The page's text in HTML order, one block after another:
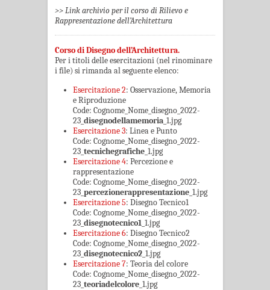
>> Link archivio per il corso di Rilievo e
Rappresentazione dell’Architettura
Corso di Disegno dell’Architettura.
Per i titoli delle esercitazioni (nel rinominare
i file) si rimanda al seguente elenco:
Esercitazione 2: Osservazione, Memoria
e Riproduzione
Code: Cognome_Nome_disegno_2022-
23_ disegnodellamemoria _1.jpg
Esercitazione 3: Linea e Punto
Code: Cognome_Nome_disegno_2022-
23_ tecnichegrafiche _1.jpg
Esercitazione 4: Percezione e
rappresentazione
Code: Cognome_Nome_disegno_2022-
23_ percezionerappresentazione _1.jpg
Esercitazione 5: Disegno Tecnico1
Code: Cognome_Nome_disegno_2022-
23_ disegnotecnico1 _1.jpg
Esercitazione 6: Disegno Tecnico2
Code: Cognome_Nome_disegno_2022-
23_ disegnotecnico2 _1.jpg
Esercitazione 7: Teoria del colore
Code: Cognome_Nome_disegno_2022-
23_ teoriadelcolore _1.jpg